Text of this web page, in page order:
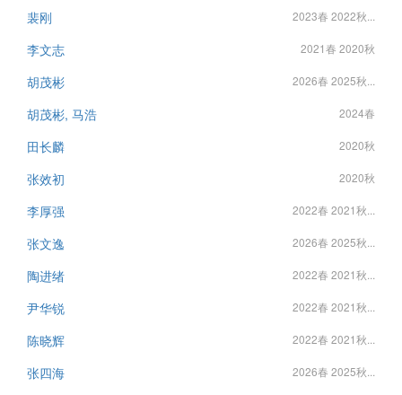
裴刚 2023春 2022秋...
李文志 2021春 2020秋
胡茂彬 2026春 2025秋...
胡茂彬, 马浩 2024春
田长麟 2020秋
张效初 2020秋
李厚强 2022春 2021秋...
张文逸 2026春 2025秋...
陶进绪 2022春 2021秋...
尹华锐 2022春 2021秋...
陈晓辉 2022春 2021秋...
张四海 2026春 2025秋...